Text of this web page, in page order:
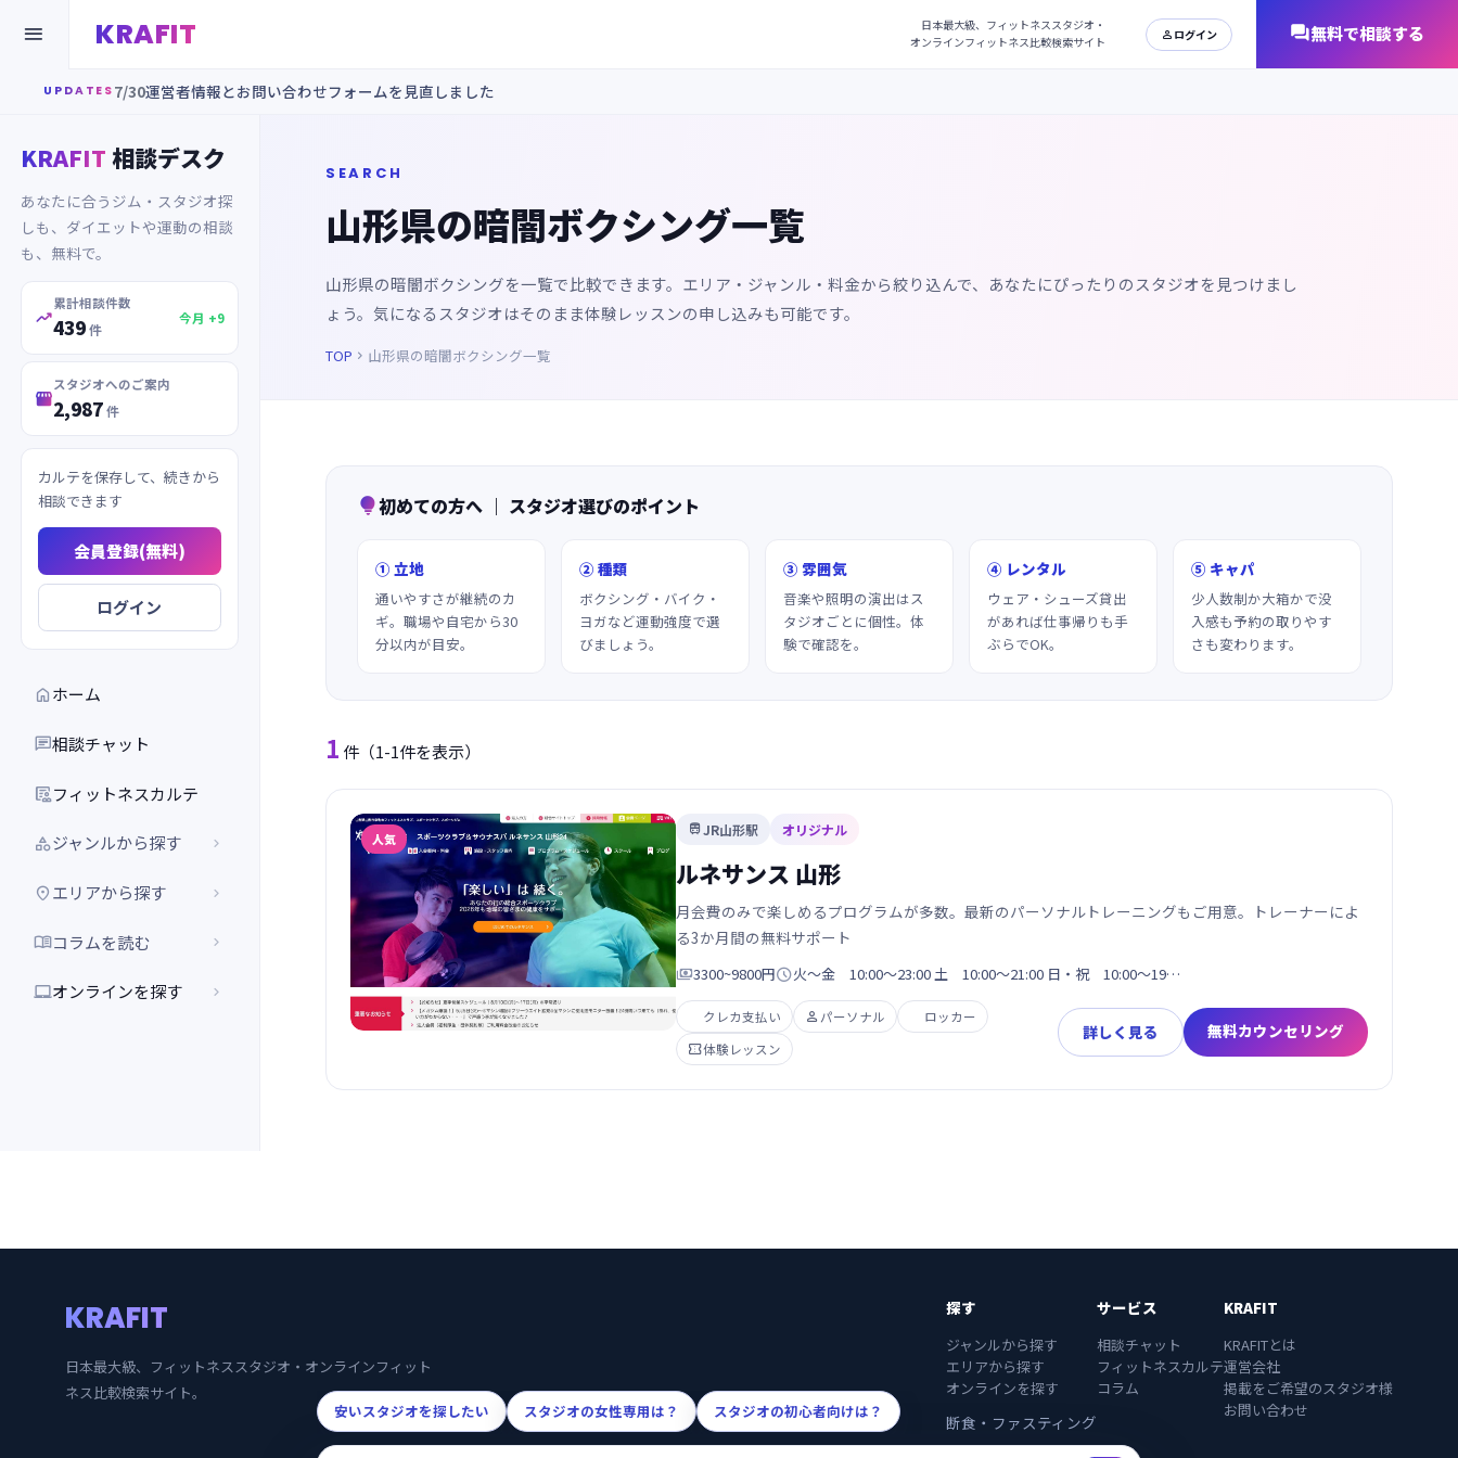
KRAFIT 日本最大級、フィットネススタジオ・
オンラインフィットネス比較検索サイト

UPDATES 7/30運営者情報とお問い合わせフォームを見直しました
KRAFIT 相談デスク
あなたに合うジム・スタジオ探
しも、ダイエットや運動の相談
も、無料で。

累計相談件数
439件
今月 +9

スタジオへのご案内
2,987件
カルテを保存して、続きから
相談できます
会員登録(無料)
ログイン
ホーム
相談チャット
フィットネスカルテ
ジャンルから探す 
エリアから探す 
コラムを読む 
オンラインを探す 
SEARCH
山形県の暗闇ボクシング一覧
山形県の暗闇ボクシングを一覧で比較できます。エリア・ジャンル・料金から絞り込んで、あなたにぴったりのスタジオを見つけまし
ょう。気になるスタジオはそのまま体験レッスンの申し込みも可能です。
TOP  山形県の暗闇ボクシング一覧
初めての方へ ｜ スタジオ選びのポイント
① 立地
通いやすさが継続のカ
ギ。職場や自宅から30
分以内が目安。
② 種類
ボクシング・バイク・
ヨガなど運動強度で選
びましょう。
③ 雰囲気
音楽や照明の演出はス
タジオごとに個性。体
験で確認を。
④ レンタル
ウェア・シューズ貸出
があれば仕事帰りも手
ぶらでOK。
⑤ キャパ
少人数制か大箱かで没
入感も予約の取りやす
さも変わります。
1 件（1-1件を表示）
人気
JR山形駅 オリジナル
ルネサンス 山形
月会費のみで楽しめるプログラムが多数。最新のパーソナルトレーニングもご用意。トレーナーによ
る3か月間の無料サポート
3300~9800円火～金 10:00～23:00 土 10:00～21:00 日・祝 10:00～19…
クレカ支払い  パーソナル
ロッカー
体験レッスン
詳しく見る 無料カウンセリング
KRAFIT
日本最大級、フィットネススタジオ・オンラインフィット
ネス比較検索サイト。
探す
ジャンルから探す
エリアから探す
オンラインを探す
断食・ファスティング
サービス
相談チャット
フィットネスカルテ
コラム
KRAFIT
KRAFITとは
運営会社
掲載をご希望のスタジオ様
お問い合わせ
安いスタジオを探したい スタジオの女性専用は？ スタジオの初心者向けは？